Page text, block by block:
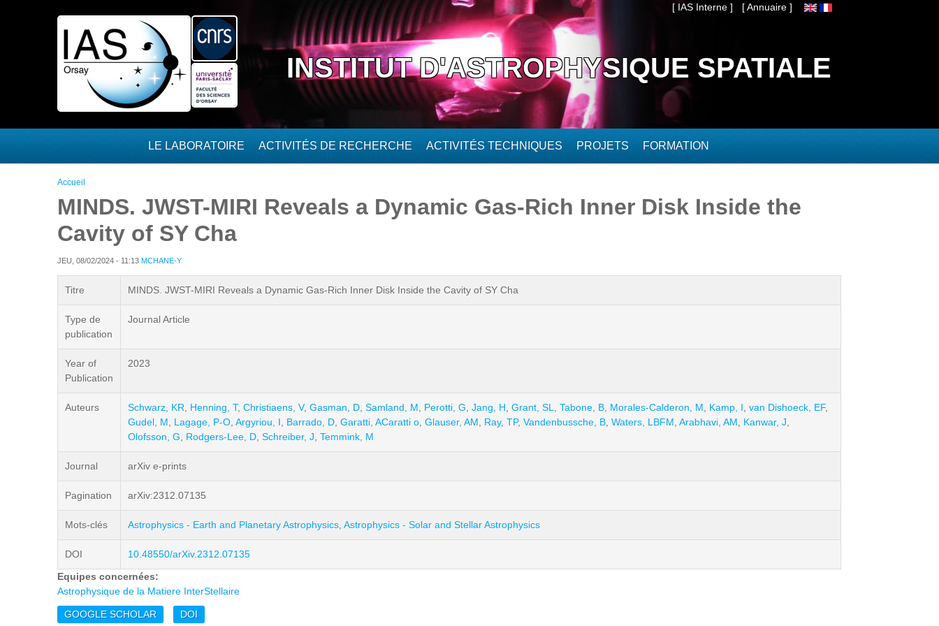
[ IAS Interne ] [ Annuaire ]
INSTITUT D'ASTROPHYSIQUE SPATIALE
LE LABORATOIRE ACTIVITÉS DE RECHERCHE ACTIVITÉS TECHNIQUES PROJETS FORMATION
Vous êtes ici
Accueil
MINDS. JWST-MIRI Reveals a Dynamic Gas-Rich Inner Disk Inside the
Cavity of SY Cha
JEU, 08/02/2024 - 11:13 MCHANE-Y
Titre MINDS. JWST-MIRI Reveals a Dynamic Gas-Rich Inner Disk Inside the Cavity of SY Cha
Type de
publication
Journal Article
Year of
Publication
2023
Auteurs Schwarz, KR Henning, T, Christiaens, V, Gasman, D Samland, M Perotti, G Jang, H Grant, SL Tabone, B Morales-Calderon, M Kamp, I van Dishoeck, EF,
Gudel, M
Lagage, P-O Argyriou, I Barrado, D Garatti, ACaratti o Glauser, AM Ray, TP, Vandenbussche, B Waters, LBFM Arabhavi, AM Kanwar, J
Olofsson, G
Rodgers-Lee, D Schreiber, J Temmink, M
Journal arXiv e-prints
Pagination arXiv:2312.07135
Mots-clés Astrophysics - Earth and Planetary Astrophysics Astrophysics - Solar and Stellar Astrophysics
DOI
10.48550/arXiv.2312.07135
Equipes concernées:
Astrophysique de la Matiere InterStellaire
GOOGLE SCHOLAR DOI